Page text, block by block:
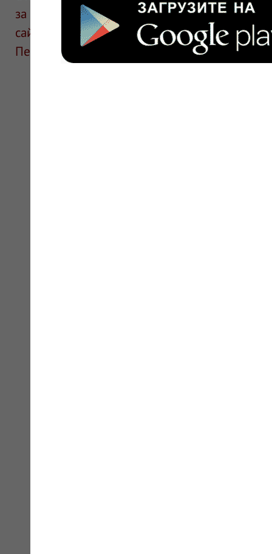
за информацию в отзывах. Описание
сайте для ознакомления и не является
Перед применением необходима